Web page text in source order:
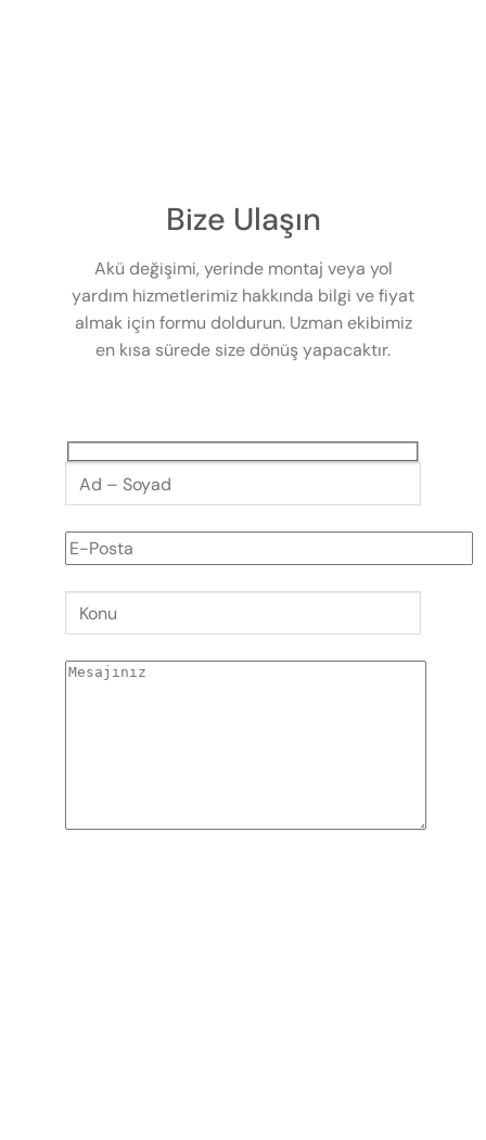
Bize Ulaşın
Akü değişimi, yerinde montaj veya yol
yardım hizmetlerimiz hakkında bilgi ve fiyat
almak için formu doldurun. Uzman ekibimiz
en kısa sürede size dönüş yapacaktır.